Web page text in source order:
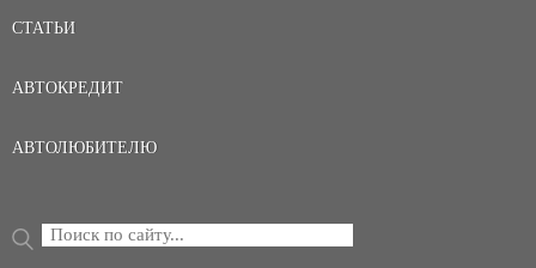
СТАТЬИ
АВТОКРЕДИТ
АВТОЛЮБИТЕЛЮ
ФОРМА ПОИСКА
Поиск